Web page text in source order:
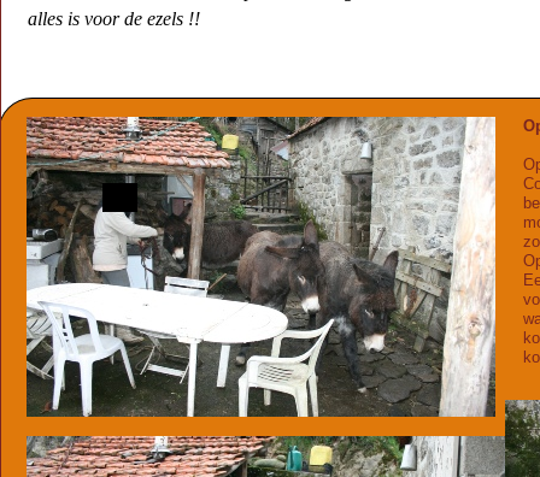
alles is voor de ezels !!